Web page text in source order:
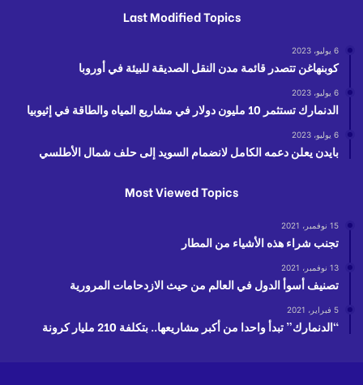
Last Modified Topics
6 يوليو، 2023
كوبنهاغن تتصدر قائمة مدن النقل الصديقة للبيئة في أوروبا
6 يوليو، 2023
الدنمارك تستثمر 10 مليون دولار في مشاريع المياه والطاقة في إثيوبيا
6 يوليو، 2023
بايدن يعلن دعمه الكامل لانضمام السويد إلى حلف شمال الأطلسي
Most Viewed Topics
15 نوفمبر، 2021
تجنب شراء هذه الأشياء من المطار
13 نوفمبر، 2021
تصنيف أسوأ الدول في العالم من حيث الازدحامات المرورية
5 فبراير، 2021
“الدنمارك” تبدأ واحدا من أكبر مشاريعها.. بتكلفة 210 مليار كرونة